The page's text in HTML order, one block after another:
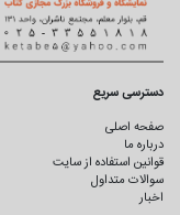
دسترسی سریع
صفحه اصلی
درباره ما
قوانین استفاده از سایت
سوالات متداول
اخبار